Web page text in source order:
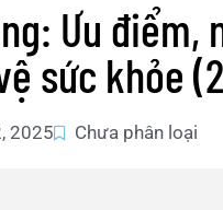
Ưu
sức khỏe
2025 Chưa phân loại